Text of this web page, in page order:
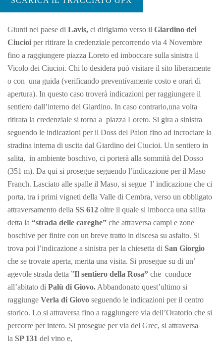
Giunti nel paese di Lavis, ci dirigiamo verso il Giardino dei
Ciucioi per ritirare la credenziale percorrendo via 4 Novembre
fino a raggiungere piazza Loreto ed imboccare sulla sinistra il
Vicolo dei Ciucioi. Chi lo desidera può visitare il sito liberamente
o con una guida (verificando preventivamente costo e orari di
apertura). In questo caso troverà indicazioni per raggiungere il
sentiero dall’interno del Giardino. In caso contrario,una volta
ritirata la credenziale si torna a piazza Loreto. Si gira a sinistra
seguendo le indicazioni per il Doss del Paion fino ad incrociare la
stradina interna di uscita dal Giardino dei Ciucioi. Un sentiero in
salita, in ambiente boschivo, ci porterà alla sommità del Dosso
(351 m). Da qui si prosegue seguendo l’indicazione per il Maso
Franch. Lasciato alle spalle il Maso, si segue l’ indicazione che ci
porta, tra i primi vigneti della Valle di Cembra, verso un obbligato
attraversamento della SS 612 oltre il quale si imbocca una salita
detta la “strada delle careghe” che attraversa campi e zone
boschive per finire con un breve tratto in discesa su asfalto. Si
trova poi l’indicazione a sinistra per la chiesetta di San Giorgio
che se trovate aperta, merita una visita. Si prosegue su di un’
agevole strada detta ”Il sentiero della Rosa” che conduce
all’abitato di Palù di Giovo. Abbandonato quest’ultimo si
raggiunge Verla di Giovo seguendo le indicazioni per il centro
storico. Lo si attraversa fino a raggiungere via dell’Oratorio che si
percorre per intero. Si prosegue per via del Grec, si attraversa
la SP 131 del vino e,